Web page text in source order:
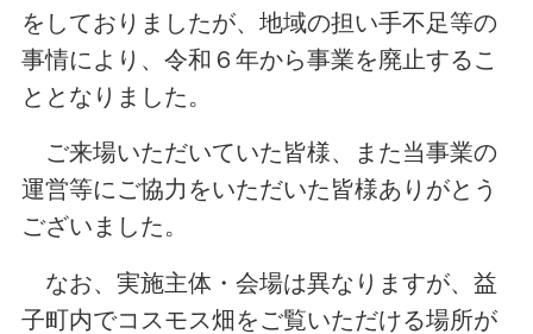
をしておりましたが、地域の担い手不足等の
事情により、令和６年から事業を廃止するこ
ととなりました。
ご来場いただいていた皆様、また当事業の
運営等にご協力をいただいた皆様ありがとう
ございました。
なお、実施主体・会場は異なりますが、益
子町内でコスモス畑をご覧いただける場所が